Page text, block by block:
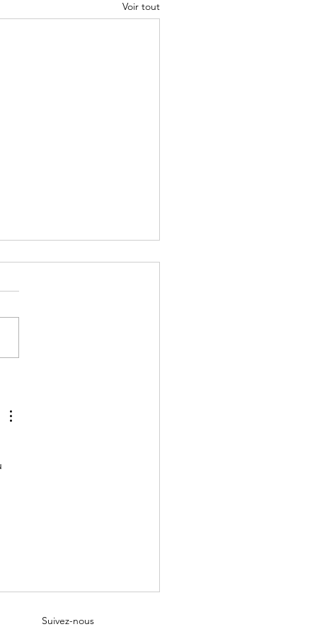
Voir tout
Suivez-nous